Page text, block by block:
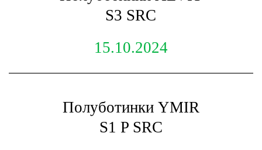
S3 SRC
15.10.2024
Полуботинки YMIR
S1 P SRC